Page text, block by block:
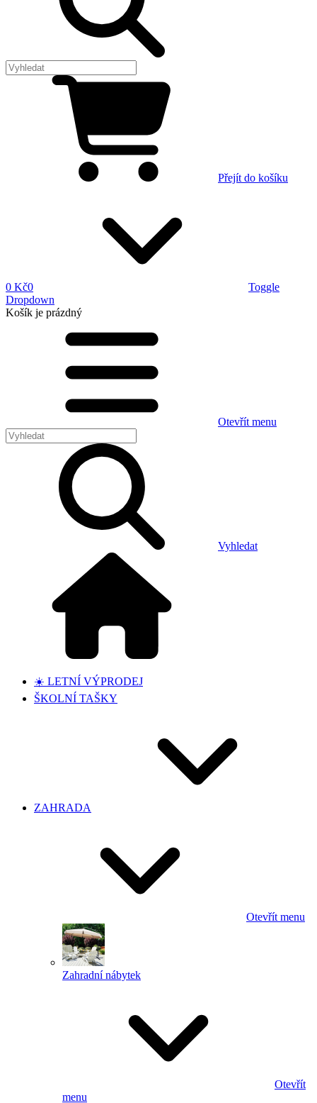
Přejít do košíku
0 Kč0
Toggle
Dropdown
Košík je prázdný
Otevřít menu
Vyhledat
☀️ LETNÍ VÝPRODEJ
ŠKOLNÍ TAŠKY
ZAHRADA
Otevřít menu
Zahradní nábytek
Otevřít
menu